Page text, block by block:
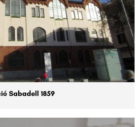
Sabadell 1859